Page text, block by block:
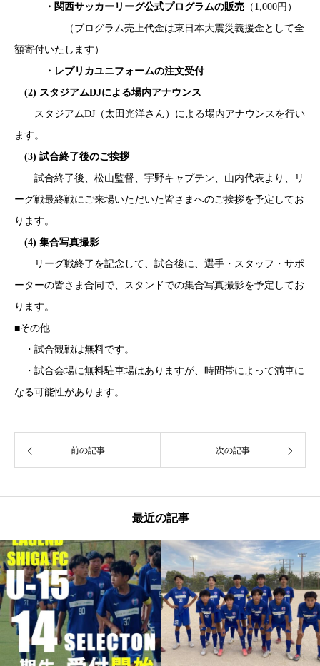
・関西サッカーリーグ公式プログラムの販売 （1,000円）
（プログラム売上代金は東日本大震災義援金として全
額寄付いたします）
・レプリカユニフォームの注文受付
(2) スタジアムDJによる場内アナウンス
スタジアムDJ（太田光洋さん）による場内アナウンスを行い
ます。
(3) 試合終了後のご挨拶
試合終了後、松山監督、宇野キャプテン、山内代表より、リ
ーグ戦最終戦にご来場いただいた皆さまへのご挨拶を予定してお
ります。
(4) 集合写真撮影
リーグ戦終了を記念して、試合後に、選手・スタッフ・サポ
ーターの皆さま合同で、スタンドでの集合写真撮影を予定してお
ります。
■その他
・試合観戦は無料です。
・試合会場に無料駐車場はありますが、時間帯によって満車に
なる可能性があります。
前の記事 次の記事
最近の記事